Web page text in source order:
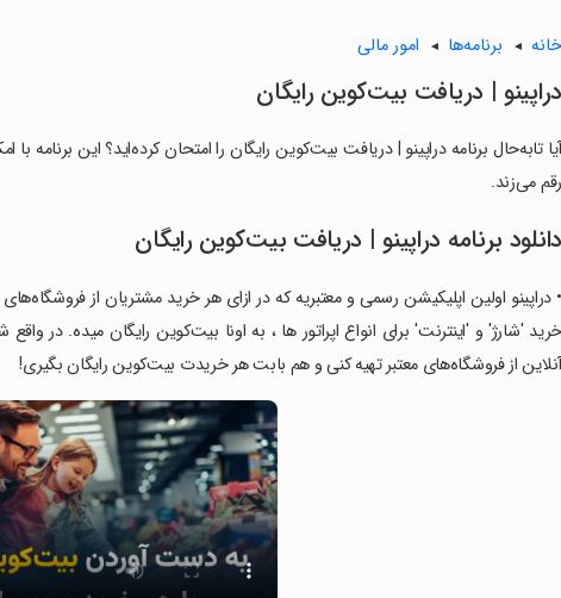
خانه برنامه‌ها امور مالی
دراپینو | دریافت بیت‌کوین رایگان
آیا تابه‌حال برنامه دراپینو | دریافت بیت‌کوین رایگان را امتحان کرده‌اید؟ این برنامه
رقم می‌زند.
دانلود برنامه دراپینو | دریافت بیت‌کوین رایگان
• دراپینو اولین اپلیکیشن رسمی و معتبریه که در ازای هر خرید مشتریان از
خرید 'شارژ' و 'اینترنت' برای انواع اپراتور ها ، به اونا بیت‌کوین رایگان میده.
آنلاین از فروشگاه‌های معتبر تهیه کنی و هم بابت هر خریدت بیت‌کوین رایگان بگیری!